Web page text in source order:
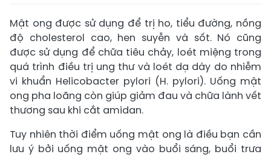
Mật ong được sử dụng để trị ho, tiểu đường, nồng
độ cholesterol cao, hen suyễn và sốt. Nó cũng
được sử dụng để chữa tiêu chảy, loét miệng trong
quá trình điều trị ung thư và loét dạ dày do nhiễm
vi khuẩn Helicobacter pylori (H. pylori). Uống mật
ong pha loãng còn giúp giảm đau và chữa lành vết
thương sau khi cắt amidan.
Tuy nhiên thời điểm uống mật ong là điều bạn cần
lưu ý bởi uống mật ong vào buổi sáng, buổi trưa